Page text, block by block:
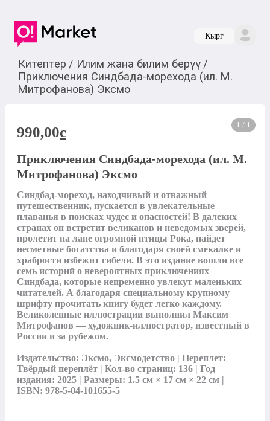
Кырг
Китептер / Илим жана билим берүү /
Приключения Синдбада-морехода (ил. М.
Митрофанова) Эксмо
1 / 1
990,00c
Приключения Синдбада-морехода (ил. М.
Митрофанова) Эксмо
Синдбад-мореход, находчивый и отважный
путешественник, пускается в увлекательные
плаванья в поисках чудес и опасностей! В далеких
странах он встретит великанов и неведомых зверей,
пролетит на лапе огромной птицы Рока, найдет
несметные богатства и благодаря своей смекалке и
храбрости избежит гибели. В это издание вошли все
семь историй о невероятных приключениях
Синдбада, которые непременно увлекут маленьких
читателей. А благодаря специальному крупному
шрифту прочитать книгу будет легко каждому.
Великолепные иллюстрации выполнил Максим
Митрофанов — художник-иллюстратор, известный в
России и за рубежом.
Издательство: Эксмо, Эксмодетство | Переплет:
Твёрдый переплёт | Кол-во страниц: 136 | Год
издания: 2025 | Размеры: 1.5 см × 17 см × 22 см |
ISBN: 978-5-04-101655-5